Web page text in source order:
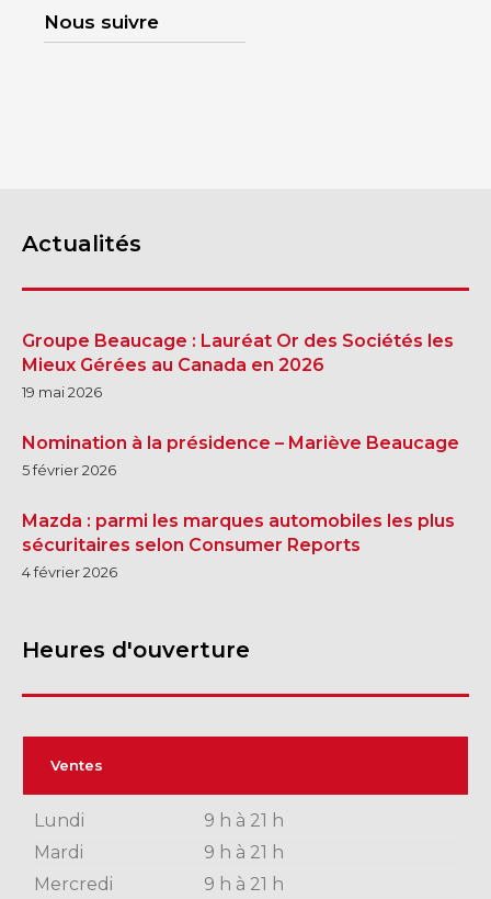
Nous suivre
Actualités
Groupe Beaucage : Lauréat Or des Sociétés les
Mieux Gérées au Canada en 2026
19 mai 2026
Nomination à la présidence – Mariève Beaucage
5 février 2026
Mazda : parmi les marques automobiles les plus
sécuritaires selon Consumer Reports
4 février 2026
Heures d'ouverture
Ventes
Lundi
9 h à 21 h
Mardi
9 h à 21 h
Mercredi
9 h à 21 h